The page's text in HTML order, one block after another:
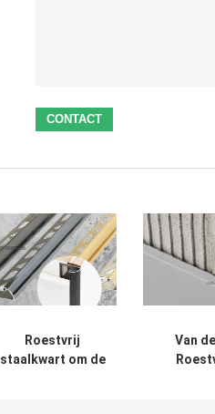
Roestvrij
staalkwart om de
Van